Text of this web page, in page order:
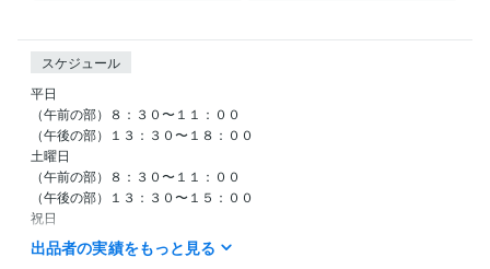
スケジュール
平日
（午前の部）８：３０〜１１：００
（午後の部）１３：３０〜１８：００
土曜日
（午前の部）８：３０〜１１：００
（午後の部）１３：３０〜１５：００
祝日
（午前の部）８：３０〜１１：００
日曜日　　定休日
出品者の実績をもっと見る